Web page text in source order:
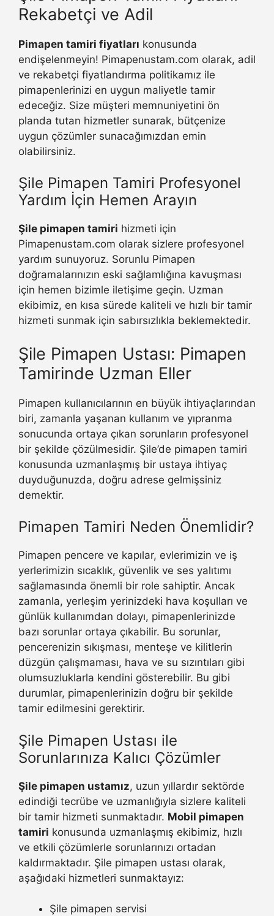
Rekabetçi ve Adil
Pimapen tamiri fiyatları konusunda
endişelenmeyin! Pimapenustam.com olarak, adil
ve rekabetçi fiyatlandırma politikamız ile
pimapenlerinizi en uygun maliyetle tamir
edeceğiz. Size müşteri memnuniyetini ön
planda tutan hizmetler sunarak, bütçenize
uygun çözümler sunacağımızdan emin
olabilirsiniz.
Şile Pimapen Tamiri Profesyonel
Yardım İçin Hemen Arayın
Şile pimapen tamiri hizmeti için
Pimapenustam.com olarak sizlere profesyonel
yardım sunuyoruz. Sorunlu Pimapen
doğramalarınızın eski sağlamlığına kavuşması
için hemen bizimle iletişime geçin. Uzman
ekibimiz, en kısa sürede kaliteli ve hızlı bir tamir
hizmeti sunmak için sabırsızlıkla beklemektedir.
Şile Pimapen Ustası: Pimapen
Tamirinde Uzman Eller
Pimapen kullanıcılarının en büyük ihtiyaçlarından
biri, zamanla yaşanan kullanım ve yıpranma
sonucunda ortaya çıkan sorunların profesyonel
bir şekilde çözülmesidir. Şile’de pimapen tamiri
konusunda uzmanlaşmış bir ustaya ihtiyaç
duyduğunuzda, doğru adrese gelmişsiniz
demektir.
Pimapen Tamiri Neden Önemlidir?
Pimapen pencere ve kapılar, evlerimizin ve iş
yerlerimizin sıcaklık, güvenlik ve ses yalıtımı
sağlamasında önemli bir role sahiptir. Ancak
zamanla, yerleşim yerinizdeki hava koşulları ve
günlük kullanımdan dolayı, pimapenlerinizde
bazı sorunlar ortaya çıkabilir. Bu sorunlar,
pencerenizin sıkışması, menteşe ve kilitlerin
düzgün çalışmaması, hava ve su sızıntıları gibi
olumsuzluklarla kendini gösterebilir. Bu gibi
durumlar, pimapenlerinizin doğru bir şekilde
tamir edilmesini gerektirir.
Şile Pimapen Ustası ile
Sorunlarınıza Kalıcı Çözümler
Şile pimapen ustamız, uzun yıllardır sektörde
edindiği tecrübe ve uzmanlığıyla sizlere kaliteli
bir tamir hizmeti sunmaktadır. Mobil pimapen
tamiri konusunda uzmanlaşmış ekibimiz, hızlı
ve etkili çözümlerle sorunlarınızı ortadan
kaldırmaktadır. Şile pimapen ustası olarak,
aşağıdaki hizmetleri sunmaktayız:
Şile pimapen servisi